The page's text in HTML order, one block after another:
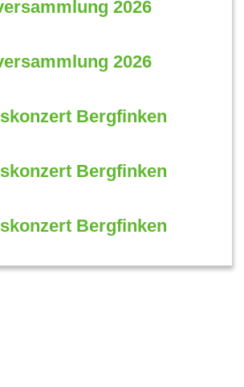
2026
2026
Bergfinken
Bergfinken
Bergfinken